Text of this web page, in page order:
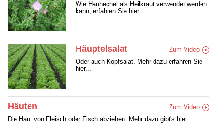
Wie Hauhechel als Heilkraut verwendet werden
kann, erfahren Sie hier...
Zum Video
Häuptelsalat
Oder auch Kopfsalat. Mehr dazu erfahren Sie
hier...
Zum Video
Häuten
Die Haut von Fleisch oder Fisch abziehen. Mehr dazu gibt's hier...